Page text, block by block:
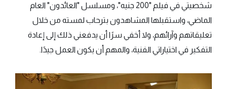
شخصيتي في فيلم "200 جنيه"، ومسلسل "العائدون" العام
الماضي، واستقبلها المشاهدون بترحاب لمسته من خلال
تعليقاتهم وآرائهم، ولا أخفي سرًا أن يدفعني ذلك إلى إعادة
التفكير في اختياراتي الفنية، والمهم أن يكون العمل جيدًا.